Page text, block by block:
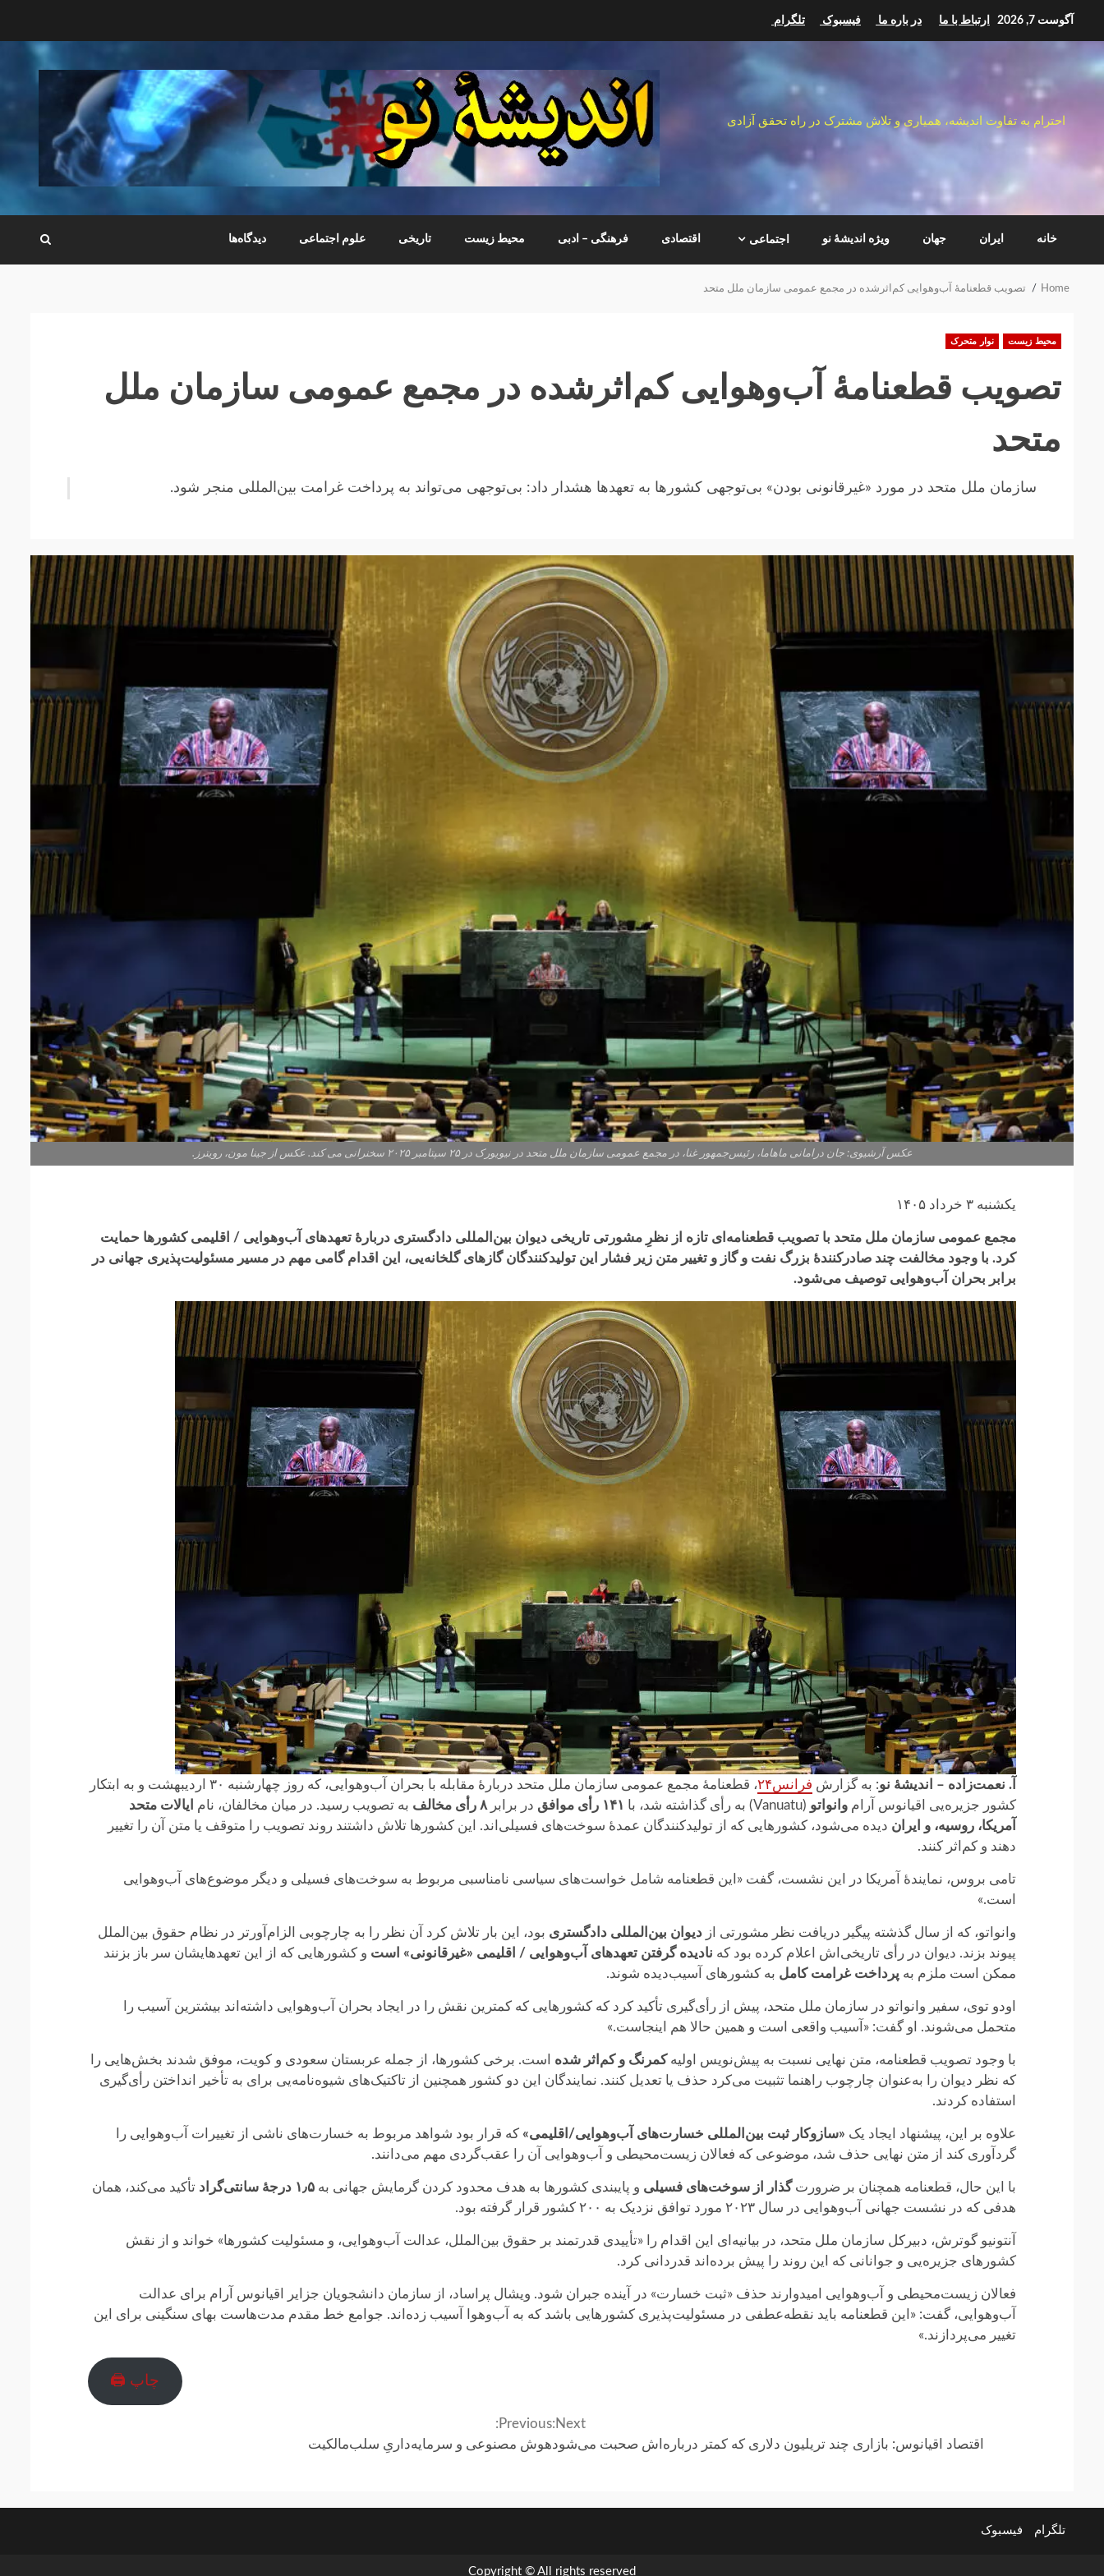
content
آگوست 7, 2026 ارتباط با ما در باره ما فیسبوک تلگرام
احترام به تفاوت اندیشه، همیاری و تلاش مشترک در راه تحقق آزادی
خانه ایران جهان ویژه اندیشهٔ نو اجتماعی اقتصادی فرهنگی – ادبی محیط زیست تاریخی علوم اجتماعی دیدگاه‌ها
Home تصویب قطعنامهٔ آب‌وهوایی کم‌اثرشده در مجمع عمومی سازمان ملل متحد
محیط زیست نوار متحرک
تصویب قطعنامهٔ آب‌وهوایی کم‌اثرشده در مجمع عمومی سازمان ملل
متحد
سازمان ملل متحد در مورد «غیرقانونی بودن» بی‌توجهی کشورها به تعهدها هشدار داد: بی‌توجهی می‌تواند به پرداخت غرامت بین‌المللی منجر شود.
عکس آرشیوی: جان درامانی ماهاما، رئیس‌جمهور غنا، در مجمع عمومی سازمان ملل متحد در نیویورک در ۲۵ سپتامبر ۲۰۲۵ سخنرانی می کند. عکس از جینا مون، رویترز.
یکشنبه ۳ خرداد ۱۴۰۵
مجمع عمومی سازمان ملل متحد با تصویب قطعنامه‌ای تازه از نظرِ مشورتی تاریخی دیوان بین‌المللی دادگستری دربارهٔ تعهدهای آب‌وهوایی / اقلیمی کشورها حمایت
کرد. با وجود مخالفت چند صادرکنندهٔ بزرگ نفت و گاز و تغییر متن زیر فشار این تولیدکنندگان گازهای گلخانه‌یی، این اقدام گامی مهم در مسیر مسئولیت‌پذیری جهانی در
برابر بحران آب‌وهوایی توصیف می‌شود.
آ. نعمت‌زاده – اندیشهٔ نو: به گزارش فرانس۲۴
، قطعنامهٔ مجمع عمومی سازمان ملل متحد دربارهٔ مقابله با بحران آب‌وهوایی، که روز چهارشنبه ۳۰ اردیبهشت و به ابتکار
کشور جزیره‌یی اقیانوس آرام وانواتو (Vanuatu) به رأی گذاشته شد، با ۱۴۱ رأی موافق در برابر ۸ رأی مخالف به تصویب رسید. در میان مخالفان، نام
ایالات متحد
آمریکا، روسیه، و ایران دیده می‌شود، کشورهایی که از تولیدکنندگان عمدهٔ سوخت‌های فسیلی‌اند. این کشورها تلاش داشتند روند تصویب را متوقف یا متن آن را تغییر
دهند و کم‌اثر کنند.
تامی بروس، نمایندهٔ آمریکا در این نشست، گفت «این قطعنامه شامل خواست‌های سیاسی نامناسبی مربوط به سوخت‌های فسیلی و دیگر موضوع‌های آب‌وهوایی
است.»
وانواتو، که از سال گذشته پیگیر دریافت نظر مشورتی از دیوان بین‌المللی دادگستری بود، این بار تلاش کرد آن نظر را به چارچوبی الزام‌آورتر در نظام حقوق بین‌الملل
پیوند بزند. دیوان در رأی تاریخی‌اش اعلام کرده بود که نادیده گرفتن تعهدهای آب‌وهوایی / اقلیمی «غیرقانونی» است و کشورهایی که از این تعهدهایشان سر باز بزنند
ممکن است ملزم به پرداخت غرامت کامل به کشورهای آسیب‌دیده شوند.
اودو توی، سفیر وانواتو در سازمان ملل متحد، پیش از رأی‌گیری تأکید کرد که کشورهایی که کمترین نقش را در ایجاد بحران آب‌وهوایی داشته‌اند بیشترین آسیب را
متحمل می‌شوند. او گفت: «آسیب واقعی است و همین حالا هم اینجاست.»
با وجود تصویب قطعنامه، متن نهایی نسبت به پیش‌نویس اولیهکمرنگ و کم‌اثر شده است. برخی کشورها، از جمله عربستان سعودی و کویت، موفق شدند بخش‌هایی را
که نظر دیوان را به‌عنوان چارچوب راهنما تثبیت می‌کرد حذف یا تعدیل کنند. نمایندگان این دو کشور همچنین از تاکتیک‌های شیوه‌نامه‌یی برای به تأخیر انداختن رأی‌گیری
استفاده کردند.
علاوه بر این، پیشنهاد ایجاد یک «سازوکار ثبت بین‌المللی خسارت‌های آب‌وهوایی/اقلیمی» که قرار بود شواهد مربوط به خسارت‌های ناشی از تغییرات آب‌وهوایی را
گردآوری کند از متن نهایی حذف شد، موضوعی که فعالان زیست‌محیطی و آب‌وهوایی آن را عقب‌گردی مهم می‌دانند.
با این حال، قطعنامه همچنان بر ضرورتگذار از سوخت‌های فسیلی و پایبندی کشورها به هدف محدود کردن گرمایش جهانی به ۱٫۵ درجهٔ سانتی‌گراد
تأکید می‌کند، همان
هدفی که در نشست جهانی آب‌وهوایی در سال ۲۰۲۳ مورد توافق نزدیک به ۲۰۰ کشور قرار گرفته بود.
آنتونیو گوترش، دبیرکل سازمان ملل متحد، در بیانیه‌ای این اقدام را «تأییدی قدرتمند بر حقوق بین‌الملل، عدالت آب‌وهوایی، و مسئولیت کشورها» خواند و از نقش
کشورهای جزیره‌یی و جوانانی که این روند را پیش برده‌اند قدردانی کرد.
فعالان زیست‌محیطی و آب‌وهوایی امیدوارند حذف «ثبت خسارت» در آینده جبران شود. ویشال پراساد، از سازمان دانشجویان جزایر اقیانوس آرام برای عدالت
آب‌وهوایی، گفت: «این قطعنامه باید نقطه‌عطفی در مسئولیت‌پذیری کشورهایی باشد که به آب‌وهوا آسیب زده‌اند. جوامع خط مقدم مدت‌هاست بهای سنگینی برای این
تغییر می‌پردازند.»
چاپ 🖨
Continue
Previous:
هوش مصنوعی و سرمایه‌داریِ سلب‌مالکیت
Next:
اقتصاد اقیانوس: بازاری چند تریلیون دلاری که کمتر درباره‌اش صحبت می‌شود
تلگرام فیسبوک
Copyright © All rights reserved